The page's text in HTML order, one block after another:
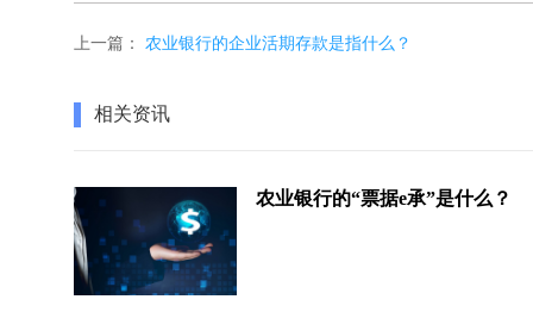
上一篇： 农业银行的企业活期存款是指什么？
相关资讯
农业银行的“票据e承”是什么？